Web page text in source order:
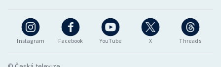
Instagram Facebook YouTube X Threads